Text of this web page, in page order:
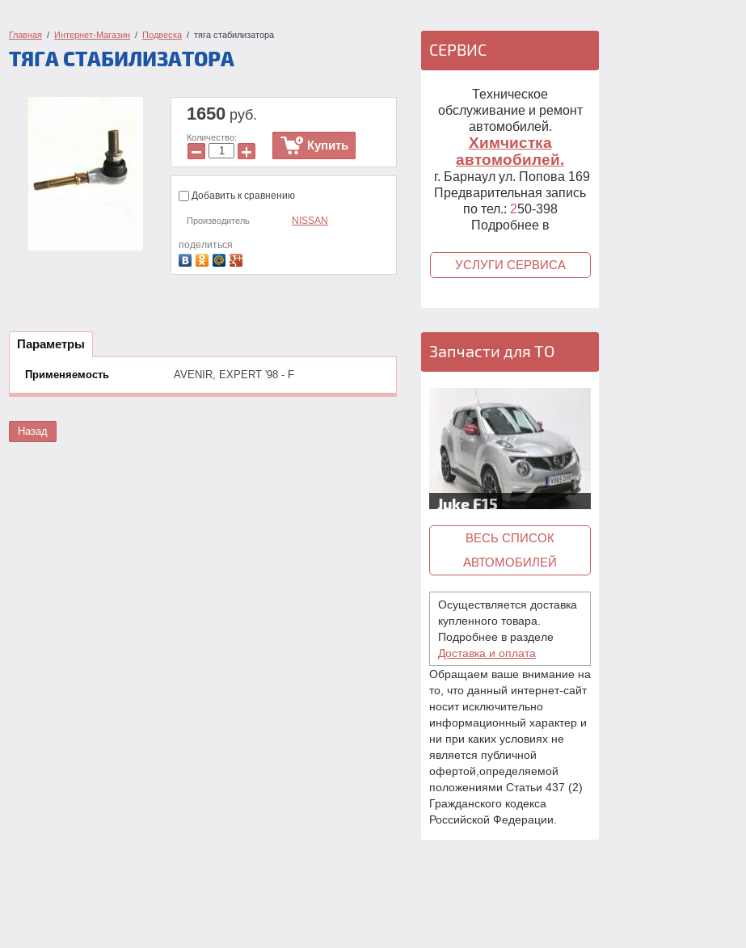
СЕРВИС
Техническое
обслуживание и ремонт
автомобилей.
Химчистка
автомобилей.
г. Барнаул ул. Попова 169
Предварительная запись
по тел.: 250-398
Подробнее в
УСЛУГИ СЕРВИСА
Запчасти для ТО
Juke F15
ВЕСЬ СПИСОК
АВТОМОБИЛЕЙ
Осуществляется доставка
купленного товара.
Подробнее в разделе
Доставка и оплата
Обращаем ваше внимание на
то, что данный интернет-сайт
носит исключительно
информационный характер и
ни при каких условиях не
является публичной
офертой,определяемой
положениями Статьи 437 (2)
Гражданского кодекса
Российской Федерации.
Главная
  /
Интернет-Магазин
  /
Подвеска
  /  тяга стабилизатора
ТЯГА СТАБИЛИЗАТОРА
1650 руб.
Количество:
− + Купить
Добавить к сравнению
Производитель NISSAN
поделиться
Параметры
Применяемость AVENIR, EXPERT '98 - F
Назад